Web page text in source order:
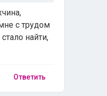
с трудом
найти,
Ответить